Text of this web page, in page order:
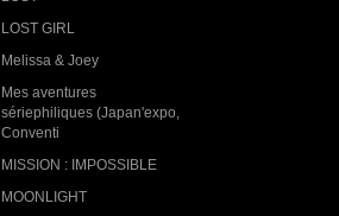
LOST GIRL
Melissa & Joey
Mes aventures
sériephiliques (Japan'expo,
Conventi
MISSION : IMPOSSIBLE
MOONLIGHT